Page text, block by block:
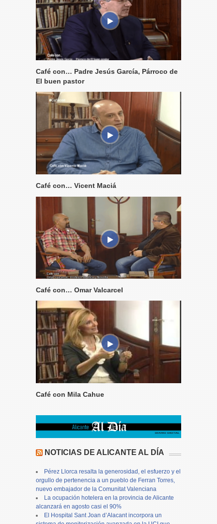
Café con… Padre Jesús García, Párroco de
El buen pastor
Café con… Vicent Maciá
Café con… Omar Valcarcel
Café con Mila Cahue
NOTICIAS DE ALICANTE AL DÍA
Pérez Llorca resalta la generosidad, el esfuerzo y el
orgullo de pertenencia a un pueblo de Ferran Torres,
nuevo embajador de la Comunitat Valenciana
La ocupación hotelera en la provincia de Alicante
alcanzará en agosto casi el 90%
El Hospital Sant Joan d’Alacant incorpora un